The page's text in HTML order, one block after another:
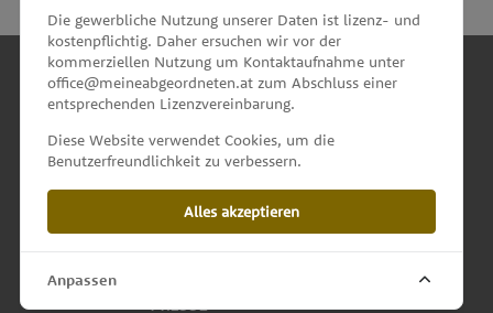
INFO
IMPRESSUM & KONTAKT
PRESSE
Die gewerbliche Nutzung unserer Daten ist lizenz- und
kostenpflichtig. Daher ersuchen wir vor der
kommerziellen Nutzung um Kontaktaufnahme unter
office@meineabgeordneten.at zum Abschluss einer
entsprechenden Lizenzvereinbarung.
Diese Website verwendet Cookies, um die
Benutzerfreundlichkeit zu verbessern.
Alles akzeptieren
Anpassen